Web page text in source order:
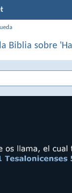
Biblia sobre